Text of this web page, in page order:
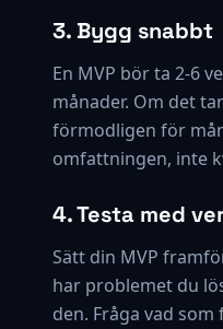
3. Bygg snabbt
En MVP bör ta 2-6
månader. Om det
förmodligen för
omfattningen, inte
4. Testa med
Sätt din MVP
har problemet du
den. Fråga vad